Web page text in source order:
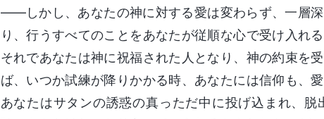
――しかし、あなたの神に対する愛は変わらず、一層
り、行うすべてのことをあなたが従順な心で受け入れ
それであなたは神に祝福された人となり、神の約束を
ば、いつか試練が降りかかる時、あなたには信仰も、
あなたはサタンの誘惑の真っただ中に投げ込まれ、